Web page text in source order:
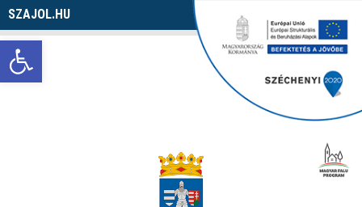
Eszköztár megnyitása
SZAJOL.HU